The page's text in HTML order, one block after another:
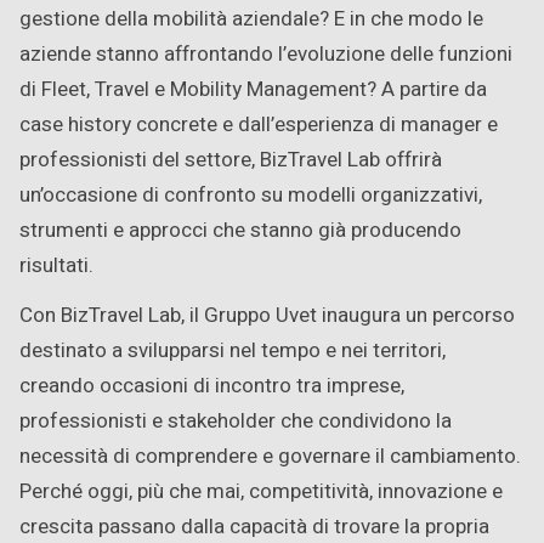
gestione della mobilità aziendale? E in che modo le
aziende stanno affrontando l’evoluzione delle funzioni
di Fleet, Travel e Mobility Management? A partire da
case history concrete e dall’esperienza di manager e
professionisti del settore, BizTravel Lab offrirà
un’occasione di confronto su modelli organizzativi,
strumenti e approcci che stanno già producendo
risultati.
Con BizTravel Lab, il Gruppo Uvet inaugura un percorso
destinato a svilupparsi nel tempo e nei territori,
creando occasioni di incontro tra imprese,
professionisti e stakeholder che condividono la
necessità di comprendere e governare il cambiamento.
Perché oggi, più che mai, competitività, innovazione e
crescita passano dalla capacità di trovare la propria